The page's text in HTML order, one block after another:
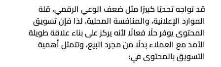
قد تواجه تحديًا كبيرًا مثل ضعف الوعي الرقمي، قلة
الموارد الإعلانية، والمنافسة المحلية، لذا فإن تسويق
المحتوى يوفر حلًا فعالًا لأنه يركز على بناء علاقة طويلة
الأمد مع العملاء بدلًا من مجرد البيع، وتتمثل أهمية
التسويق بالمحتوى في: